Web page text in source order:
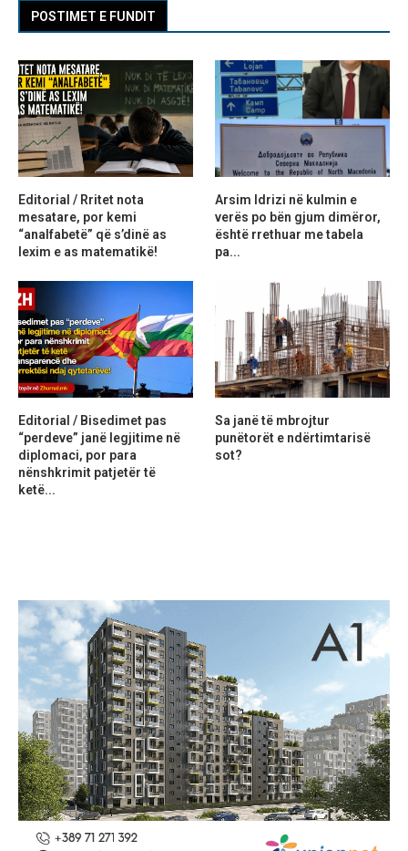
POSTIMET E FUNDIT
Editorial / Rritet nota
mesatare, por kemi
“analfabetë” që s’dinë as
lexim e as matematikë!
Arsim Idrizi në kulmin e
verës po bën gjum dimëror,
është rrethuar me tabela
pa...
Editorial / Bisedimet pas
“perdeve” janë legjitime në
diplomaci, por para
nënshkrimit patjetër të
ketë...
Sa janë të mbrojtur
punëtorët e ndërtimtarisë
sot?